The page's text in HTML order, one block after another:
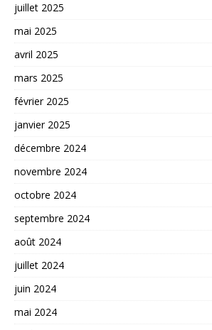
juillet 2025
mai 2025
avril 2025
mars 2025
février 2025
janvier 2025
décembre 2024
novembre 2024
octobre 2024
septembre 2024
août 2024
juillet 2024
juin 2024
mai 2024